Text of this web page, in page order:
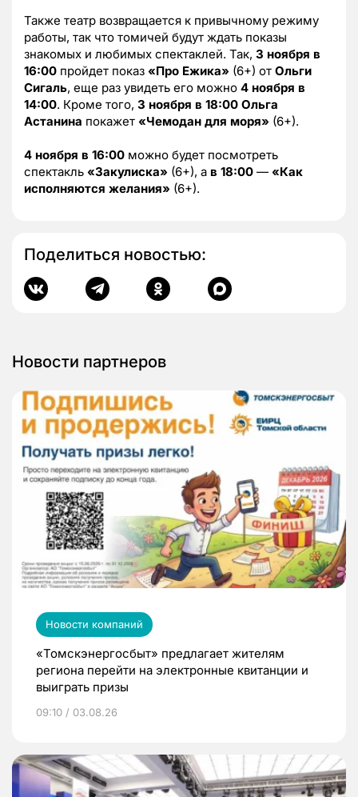
Также театр возвращается к привычному режиму
работы, так что томичей будут ждать показы
знакомых и любимых спектаклей. Так, 3 ноября в
16:00 пройдет показ «Про Ежика» (6+) от Ольги
Сигаль, еще раз увидеть его можно 4 ноября в
14:00. Кроме того, 3 ноября в 18:00 Ольга
Астанина покажет «Чемодан для моря» (6+).
4 ноября в 16:00 можно будет посмотреть
спектакль «Закулиска» (6+), а в 18:00 — «Как
исполняются желания» (6+).
Поделиться новостью:
Новости партнеров
Новости компаний
«Томскэнергосбыт» предлагает жителям
региона перейти на электронные квитанции и
выиграть призы
09:10 / 03.08.26